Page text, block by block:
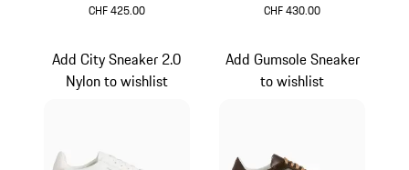
CHF 425.00 CHF 430.00
Add City Sneaker 2.0
Nylon to wishlist
Add Gumsole Sneaker
to wishlist